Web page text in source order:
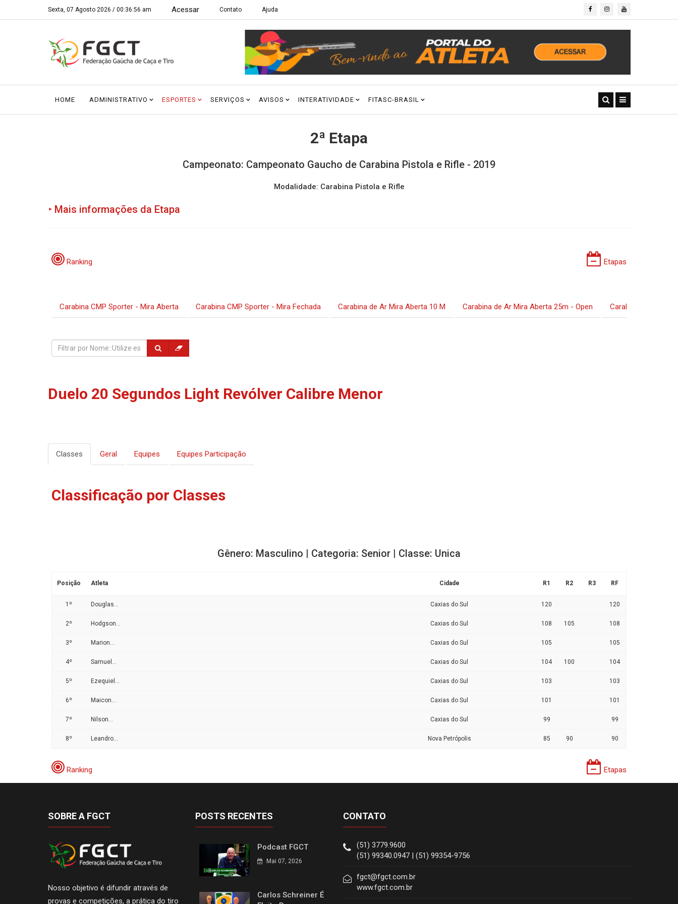
Sexta, 07 Agosto 2026 / 00:36:57 am Acessar Contato Ajuda
HOME ADMINISTRATIVO ESPORTES SERVIÇOS AVISOS INTERATIVIDADE FITASC-BRASIL
2ª Etapa
Campeonato: Campeonato Gaucho de Carabina Pistola e Rifle - 2019
Modalidade: Carabina Pistola e Rifle
‣ Mais informações da Etapa
Período de Incrições:
Ranking Etapas
Carabina CMP Sporter - Mira Aberta Carabina CMP Sporter - Mira Fechada Carabina de Ar Mira Aberta 10 M Carabina de Ar Mira Aberta 25m - Open Carabina F-Class -
Duelo 20 Segundos Light Revólver Calibre Menor
Classes Geral Equipes Equipes Participação
Classificação por Classes
Gênero: Masculino | Categoria: Senior | Classe: Unica
Posição Atleta Cidade R1 R2 R3 RF
1º Douglas... Caxias do Sul 120 120
2º Hodgson... Caxias do Sul 108 105 108
3º Marion... Caxias do Sul 105 105
4º Samuel... Caxias do Sul 104 100 104
5º Ezequiel... Caxias do Sul 103 103
6º Maicon... Caxias do Sul 101 101
7º Nilson... Caxias do Sul 99 99
8º Leandro... Nova Petrópolis 85 90 90
Ranking Etapas
SOBRE A FGCT
Nosso objetivo é difundir através de
provas e competições, a prática do tiro
POSTS RECENTES
Podcast FGCT
Mai 07, 2026
Carlos Schreiner É
CONTATO
(51) 3779.9600
(51) 99340.0947 | (51) 99354-9756
fgct@fgct.com.br
www.fgct.com.br